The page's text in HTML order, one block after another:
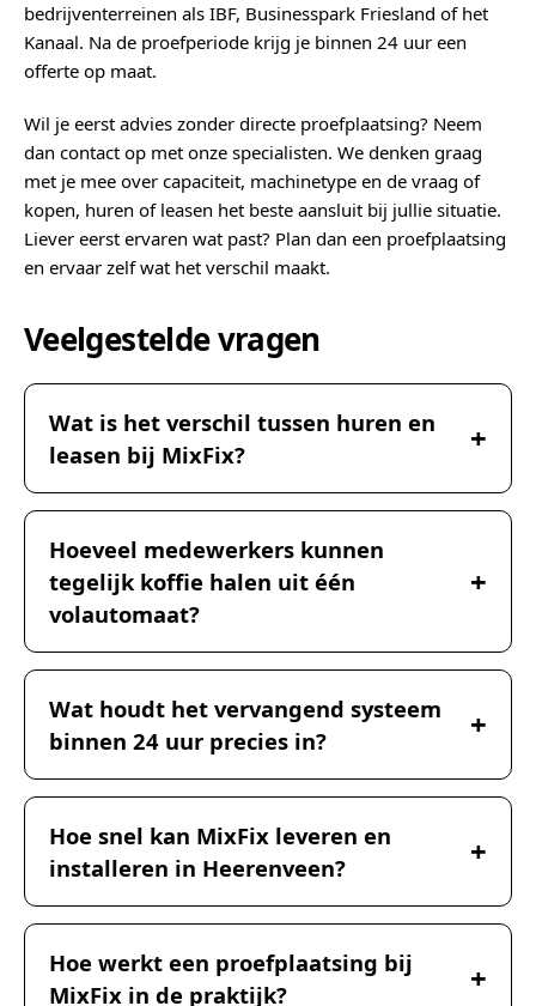
bedrijventerreinen als IBF, Businesspark Friesland of het
Kanaal. Na de proefperiode krijg je binnen 24 uur een
offerte op maat.
Wil je eerst advies zonder directe proefplaatsing? Neem
dan contact op met onze specialisten. We denken graag
met je mee over capaciteit, machinetype en de vraag of
kopen, huren of leasen het beste aansluit bij jullie situatie.
Liever eerst ervaren wat past? Plan dan een proefplaatsing
en ervaar zelf wat het verschil maakt.
Veelgestelde vragen
Wat is het verschil tussen huren en
leasen bij MixFix?
Hoeveel medewerkers kunnen
tegelijk koffie halen uit één
volautomaat?
Wat houdt het vervangend systeem
binnen 24 uur precies in?
Hoe snel kan MixFix leveren en
installeren in Heerenveen?
Hoe werkt een proefplaatsing bij
MixFix in de praktijk?